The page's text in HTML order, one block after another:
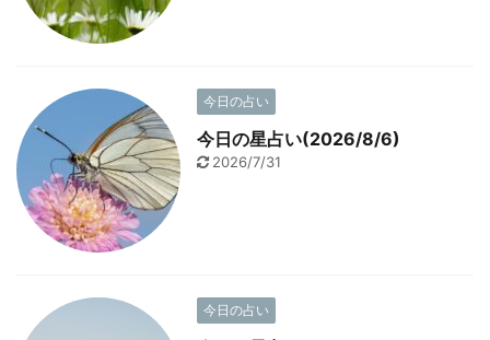
今日の占い
今日の星占い(2026/8/6)
2026/7/31
今日の占い